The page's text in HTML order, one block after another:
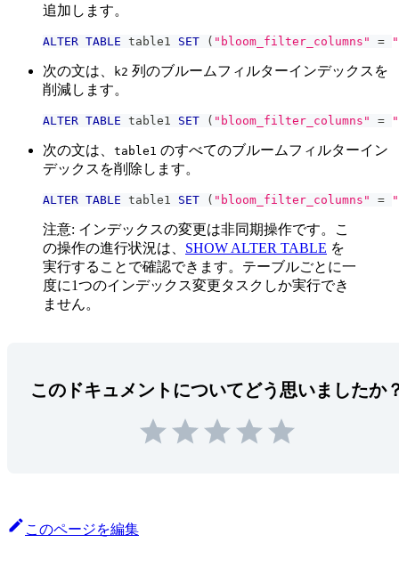
追加します。
ALTER TABLE table1 SET ( "bloom_filter_columns" =
次の文は、 k2 列のブルームフィルターインデックスを
削減します。
ALTER TABLE table1 SET ( "bloom_filter_columns" =
次の文は、 table1 のすべてのブルームフィルターイン
デックスを削除します。
ALTER TABLE table1 SET ( "bloom_filter_columns" =
注意: インデックスの変更は非同期操作です。こ
の操作の進行状況は、 SHOW ALTER TABLE を
実行することで確認できます。テーブルごとに一
度に1つのインデックス変更タスクしか実行でき
ません。
このドキュメントについてどう思いましたか
このページを編集